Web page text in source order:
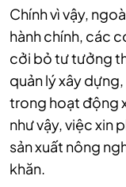
Chính vì vậy,
hành chính, các
cởi bỏ tư tưởng
quản lý xây
trong hoạt động
như vậy, việc xin
sản xuất nông
khăn.